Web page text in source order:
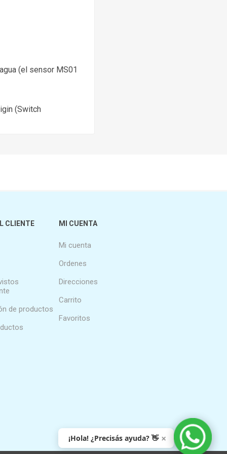
(el sensor MS01
(Switch
CLIENTE
de productos
MI CUENTA
Mi cuenta
Ordenes
Direcciones
Carrito
Favoritos
¡Hola! ¿Precisás ayuda? 👋 ×